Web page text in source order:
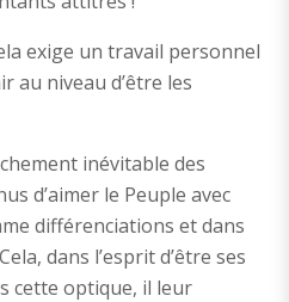
exige un travail personnel
au niveau d’être les
inévitable des
d’aimer le Peuple avec
différenciations et dans
dans l’esprit d’être ses
cette optique, il leur